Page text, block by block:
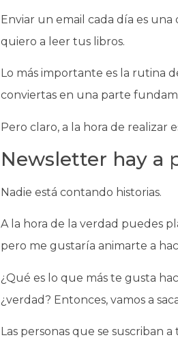
Enviar un email cada día es
quiero a leer tus libros.
Lo más importante es la rutina
conviertas en una parte
Pero claro, a la hora de realizar
Newsletter hay a
Nadie está contando historias.
A la hora de la verdad puedes
pero me gustaría animarte a
¿Qué es lo que más te gusta
¿verdad? Entonces, vamos a
Las personas que se suscriban